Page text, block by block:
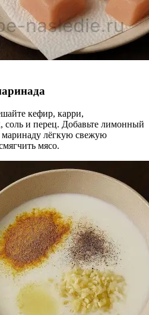
кефир, карри,
соль и перец. Добавьте лимонный
маринаду лёгкую свежую
мясо.